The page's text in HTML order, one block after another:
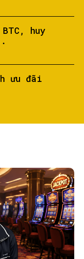
huy
ưu đãi